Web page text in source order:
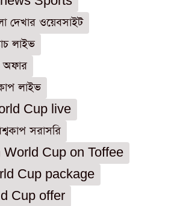
দেখার ওয়েবসাইট
লাইভ
অফার
লাইভ
Cup live
সরাসরি
Cup on Toffee
Cup package
Cup offer